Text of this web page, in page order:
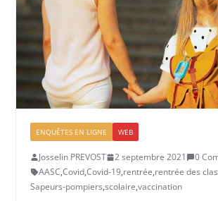
ENQUÊTES EN LIGNE WEB
Josselin PREVOST 2 septembre 2021
0
AASC,Covid,Covid-19,rentrée,rentrée des
Sapeurs-pompiers,scolaire,vaccination